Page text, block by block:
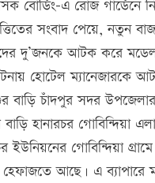
বোর্ডিং-এ রোজ গার্ডেনে
সংবাদ পেয়ে, নতুন
দু’জনকে আটক করে
হোটেল ম্যানেজারকে
বাড়ি চাঁদপুর সদর
বাড়ি হানারচর গোবিন্দিয়া
ইউনিয়নের গোবিন্দিয়া
আছে। এ ব্যাপারে